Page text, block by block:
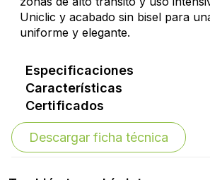
Uniclic y acabado sin bisel para
uniforme y elegante.
Especificaciones
Características
Certificados
Descargar ficha técnica